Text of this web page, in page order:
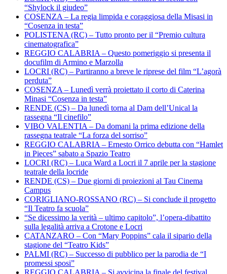
“Shylock il giudeo”
COSENZA – La regia limpida e coraggiosa della Misasi in
“Cosenza in testa”
POLISTENA (RC) – Tutto pronto per il “Premio cultura
cinematografica”
REGGIO CALABRIA – Questo pomeriggio si presenta il
docufilm di Armino e Marzolla
LOCRI (RC) – Partiranno a breve le riprese del film “L’agorà
perduta”
COSENZA – Lunedì verrà proiettato il corto di Caterina
Minasi “Cosenza in testa”
RENDE (CS) – Da lunedì torna al Dam dell’Unical la
rassegna “Il cinefilo”
VIBO VALENTIA – Da domani la prima edizione della
rassegna teatrale “La forza del sorriso”
REGGIO CALABRIA – Ernesto Orrico debutta con “Hamlet
in Pieces” sabato a Spazio Teatro
LOCRI (RC) – Luca Ward a Locri il 7 aprile per la stagione
teatrale della locride
RENDE (CS) – Due giorni di proiezioni al Tau Cinema
Campus
CORIGLIANO-ROSSANO (RC) – Si conclude il progetto
“Il Teatro fa scuola”
“Se dicessimo la verità – ultimo capitolo”, l’opera-dibattito
sulla legalità arriva a Crotone e Locri
CATANZARO – Con “Mary Poppins” cala il sipario della
stagione del “Teatro Kids”
PALMI (RC) – Successo di pubblico per la parodia de “I
promessi sposi”